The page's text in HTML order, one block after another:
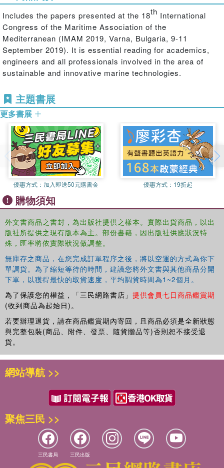
Includes the papers presented at the 18th International
Congress of the Maritime Association of the
Mediterranean (IMAM 2019, Varna, Bulgaria, 9-11
September 2019). It is essential reading for academics,
engineers and all professionals involved in the area of
sustainable and innovative marine technologies.
主題書展
更多書展
優惠方式： 加入即送50元購書金 優惠方式： 19折起
購物須知
外文書商品之書封，為出版社提供之樣本。實際出貨商品，以出
版社所提供之現有版本為主。部份書籍，因出版社供應狀況特
殊，匯率將依實際狀況做調整。
無庫存之商品，在您完成訂單程序之後，將以空運的方式為你下
單調貨。為了縮短等待的時間，建議您將外文書與其他商品分開
下單，以獲得最快的取貨速度，平均調貨時間為1~2個月。
為了保護您的權益，「三民網路書店」 提供會員七日商品鑑賞期
(收到商品為起始日)。
若要辦理退貨，請在商品鑑賞期內寄回，且商品必須是全新狀態
與完整包裝(商品、附件、發票、隨貨贈品等)否則恕不接受退
貨。
網站導航 >>
聚焦三民 >>
三民書局 三民出版